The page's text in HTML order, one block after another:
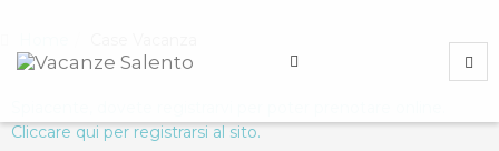
Cliccare qui per registrarsi al sito.